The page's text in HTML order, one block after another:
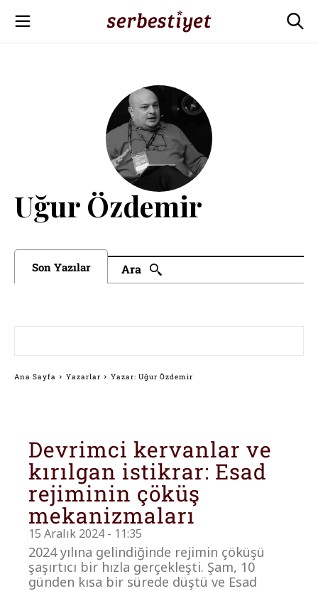
Uğur Özdemir
Son Yazılar Ara
Devrimci kervanlar ve
kırılgan istikrar: Esad
rejiminin çöküş
mekanizmaları
15 Aralık 2024 - 11:35
2024 yılına gelindiğinde rejimin çöküşü
şaşırtıcı bir hızla gerçekleşti. Şam, 10
günden kısa bir sürede düştü ve Esad
Ana Sayfa Yazarlar Yazar: Uğur Özdemir